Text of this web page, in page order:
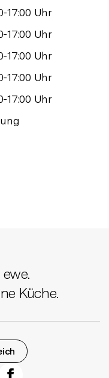
17:00 Uhr
17:00 Uhr
17:00 Uhr
17:00 Uhr
17:00 Uhr
Küche.